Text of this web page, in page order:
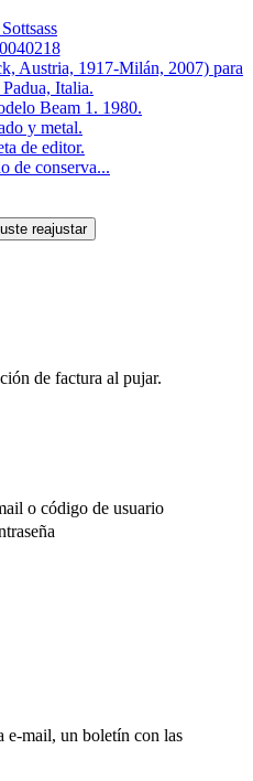
Austria, 1917-Milán, 2007) para
Italia.
Beam 1. 1980.
y metal.
de editor.
de conserva...
de factura al pujar.
o código de usuario
e-mail, un boletín con las